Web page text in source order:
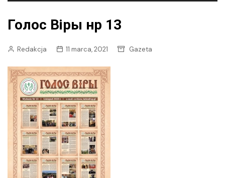
Голос Віры нр 13
Redakcja 11 marca, 2021 Gazeta